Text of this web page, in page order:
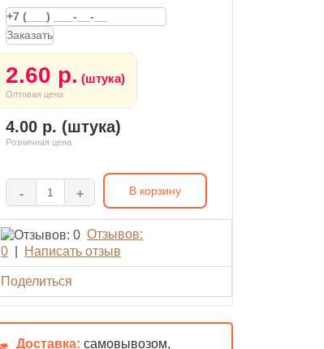
Заказать
2.60 р. (штука)
Оптовая цена
4.00 р. (штука)
Розничная цена
- + В корзину
Отзывов:
0
Написать отзыв
Поделиться
Доставка: самовывозом,